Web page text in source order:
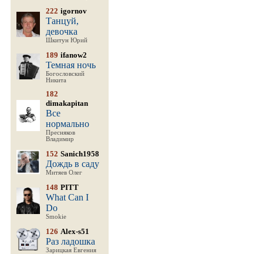
222 igornov
Танцуй,
девочка
Шкитун Юрий
189 ifanow2
Темная ночь
Богословский
Никита
182
dimakapitan
Все
нормально
Пресняков
Владимир
152 Sanich1958
Дождь в саду
Митяев Олег
148 PITT
What Can I
Do
Smokie
126 Alex-s51
Раз ладошка
Зарицкая Евгения